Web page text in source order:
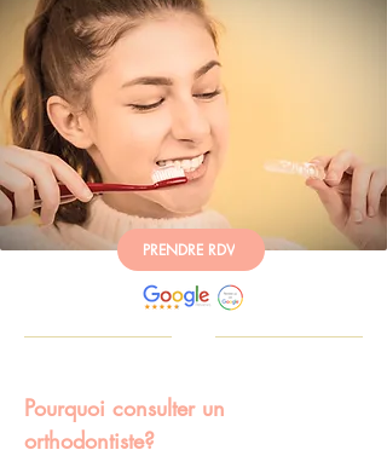
PRENDRE RDV
Pourquoi consulter un
orthodontiste?